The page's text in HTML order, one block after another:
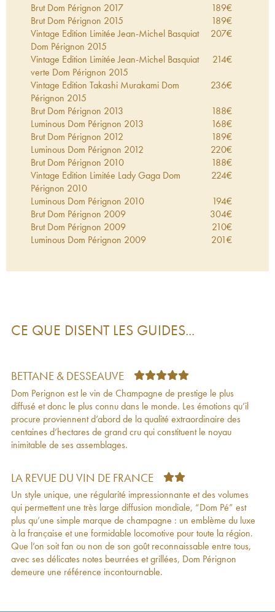
Brut Dom Pérignon 2017 189€
Brut Dom Pérignon 2015 189€
Vintage Edition Limitée Jean-Michel Basquiat
Dom Pérignon 2015
207€
Vintage Edition Limitée Jean-Michel Basquiat
verte Dom Pérignon 2015
214€
Vintage Edition Takashi Murakami Dom
Pérignon 2015
236€
Brut Dom Pérignon 2013 188€
Luminous Dom Pérignon 2013 168€
Brut Dom Pérignon 2012 189€
Luminous Dom Pérignon 2012 220€
Brut Dom Pérignon 2010 188€
Vintage Edition Limitée Lady Gaga Dom
Pérignon 2010
224€
Luminous Dom Pérignon 2010 194€
Brut Dom Pérignon 2009 304€
Brut Dom Pérignon 2009 210€
Luminous Dom Pérignon 2009 201€
Pérignon 2008
Winemaker Edition Dom Pérignon
2008
Brut Dom Pérignon2006
Brut Dom Pérignon 2006 210€
2eme Plénitude (P2) Dom Pérignon2006 392€
Vintage Edition Limitée Lady Gaga Dom
Pérignon2006
382 €
Edition Lenny Kravitz Dom Pérignon
Pérignon2006
Luminous Dom Pérignon2006
Brut Dom Pérignon2005 264€
Brut Dom Pérignon2005 250€
Brut Dom Pérignon2004 300 €
Brut Dom Pérignon2004 238 €
2eme Plénitude (P2) Dom Pérignon2004 426€
Luminous Dom Pérignon2004 261€
Iris Van Herpen Dom Pérignon2004
CE QUE DISENT LES GUIDES...
BETTANE & DESSEAUVE
Dom Perignon est le vin de Champagne de prestige le plus
diffusé et donc le plus connu dans le monde. Les émotions qu’il
procure proviennent d’abord de la qualité extraordinaire des
centaines d’hectares de grand cru qui constituent le noyau
inimitable de ses assemblages.
LA REVUE DU VIN DE FRANCE
Un style unique, une régularité impressionnante et des volumes
qui permettent une très large diffusion mondiale, “Dom Pé” est
plus qu’une simple marque de champagne : un emblème du luxe
à la française et une formidable locomotive pour toute la région.
Que l’on soit fan ou non de son goût reconnaissable entre tous,
avec ses délicates notes beurrées et grillées, Dom Pérignon
demeure une référence incontournable.